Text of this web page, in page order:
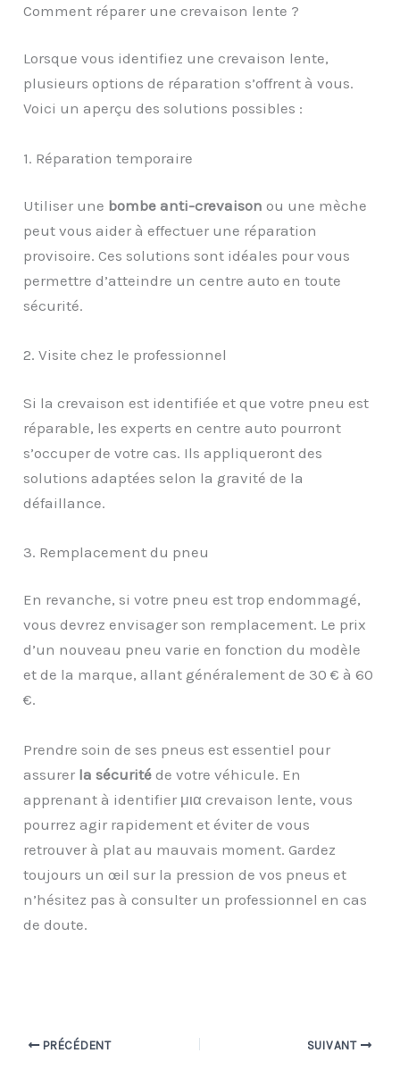
Comment réparer une crevaison lente ?
Lorsque vous identifiez une crevaison lente,
plusieurs options de réparation s’offrent à vous.
Voici un aperçu des solutions possibles :
1. Réparation temporaire
Utiliser une bombe anti-crevaison ou une mèche
peut vous aider à effectuer une réparation
provisoire. Ces solutions sont idéales pour vous
permettre d’atteindre un centre auto en toute
sécurité.
2. Visite chez le professionnel
Si la crevaison est identifiée et que votre pneu est
réparable, les experts en centre auto pourront
s’occuper de votre cas. Ils appliqueront des
solutions adaptées selon la gravité de la
défaillance.
3. Remplacement du pneu
En revanche, si votre pneu est trop endommagé,
vous devrez envisager son remplacement. Le prix
d’un nouveau pneu varie en fonction du modèle
et de la marque, allant généralement de 30 € à 60
€.
Prendre soin de ses pneus est essentiel pour
assurer la sécurité de votre véhicule. En
apprenant à identifier μια crevaison lente, vous
pourrez agir rapidement et éviter de vous
retrouver à plat au mauvais moment. Gardez
toujours un œil sur la pression de vos pneus et
n’hésitez pas à consulter un professionnel en cas
de doute.
PRÉCÉDENT SUIVANT